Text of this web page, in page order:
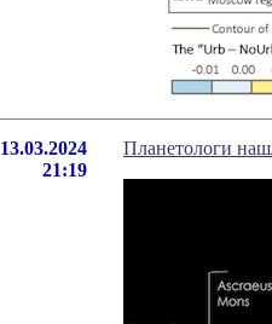
13.03.2024
21:19
Планетологи